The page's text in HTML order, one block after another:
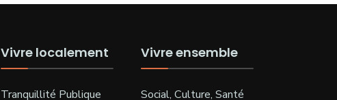
Vivre localement
Tranquillité Publique
Vivre ensemble
Social, Culture, Santé